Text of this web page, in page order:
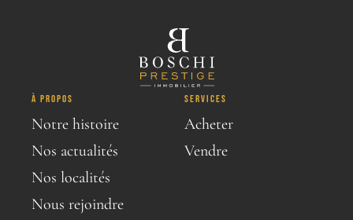
À PROPOS
Notre histoire
Nos actualités
Nos localités
Nous rejoindre
SERVICES
Acheter
Vendre